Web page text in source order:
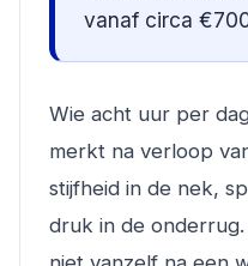
vanaf circa
Wie acht uur per
merkt na verloop
stijfheid in de nek,
druk in de